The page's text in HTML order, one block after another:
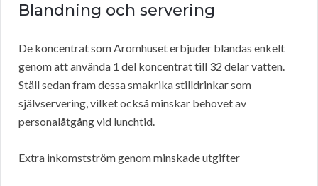
Blandning och servering
De koncentrat som Aromhuset erbjuder blandas enkelt
genom att använda 1 del koncentrat till 32 delar vatten.
Ställ sedan fram dessa smakrika stilldrinkar som
självservering, vilket också minskar behovet av
personalåtgång vid lunchtid.
Extra inkomstström genom minskade utgifter